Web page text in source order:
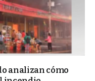
analizan cómo